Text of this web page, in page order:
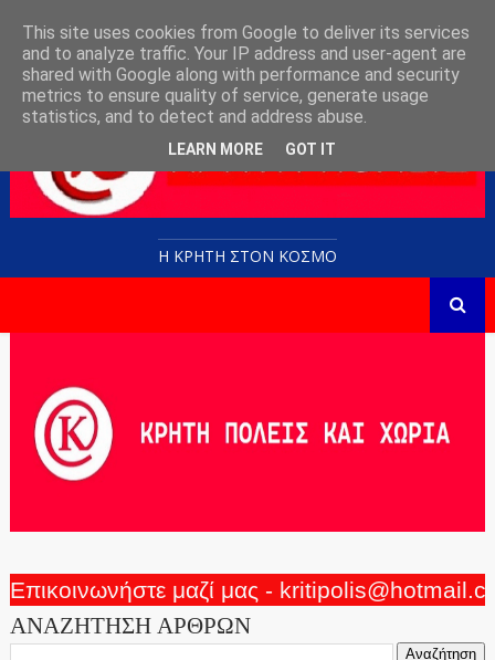
Η ΚΡΗΤΗ ΣΤΟN KOΣΜΟ
Επικοινωνήστε μαζί μας -
ΑΝΑΖΗΤΗΣΗ ΑΡΘΡΩΝ
This site uses cookies from Google to deliver its services
and to analyze traffic. Your IP address and user-agent are
shared with Google along with performance and security
metrics to ensure quality of service, generate usage
statistics, and to detect and address abuse.
LEARN MORE GOT IT